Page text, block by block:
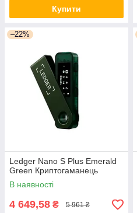
Купити
–22%
Ledger Nano S Plus Emerald
Green Криптогаманець
В наявності
4 649,58 ₴ 5 961 ₴